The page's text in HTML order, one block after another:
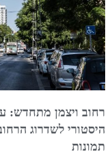
רחוב ויצמן מתחדש:
היסטורי לשדרוג
תמונות